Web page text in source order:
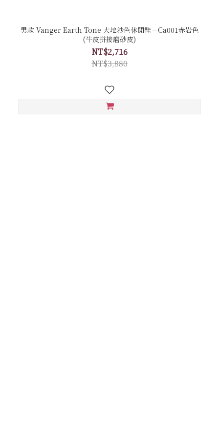
男款 Vanger Earth Tone 大地沙色休閒鞋－Ca001赤岩色
(牛皮拼接磨砂皮)
NT$2,716
NT$3,880